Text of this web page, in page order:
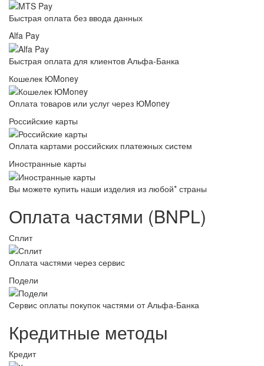
Быстрая оплата без ввода данных
Alfa Pay
Быстрая оплата для клиентов Альфа-Банка
Кошелек ЮMoney
Оплата товаров или услуг через ЮMoney
Российские карты
Оплата картами российских платежных систем
Иностранные карты
Вы можете купить наши изделия из любой* страны
Оплата частями (BNPL)
Сплит
Оплата частями через сервис
Подели
Сервис оплаты покупок частями от Альфа-Банка
Кредитные методы
Кредит